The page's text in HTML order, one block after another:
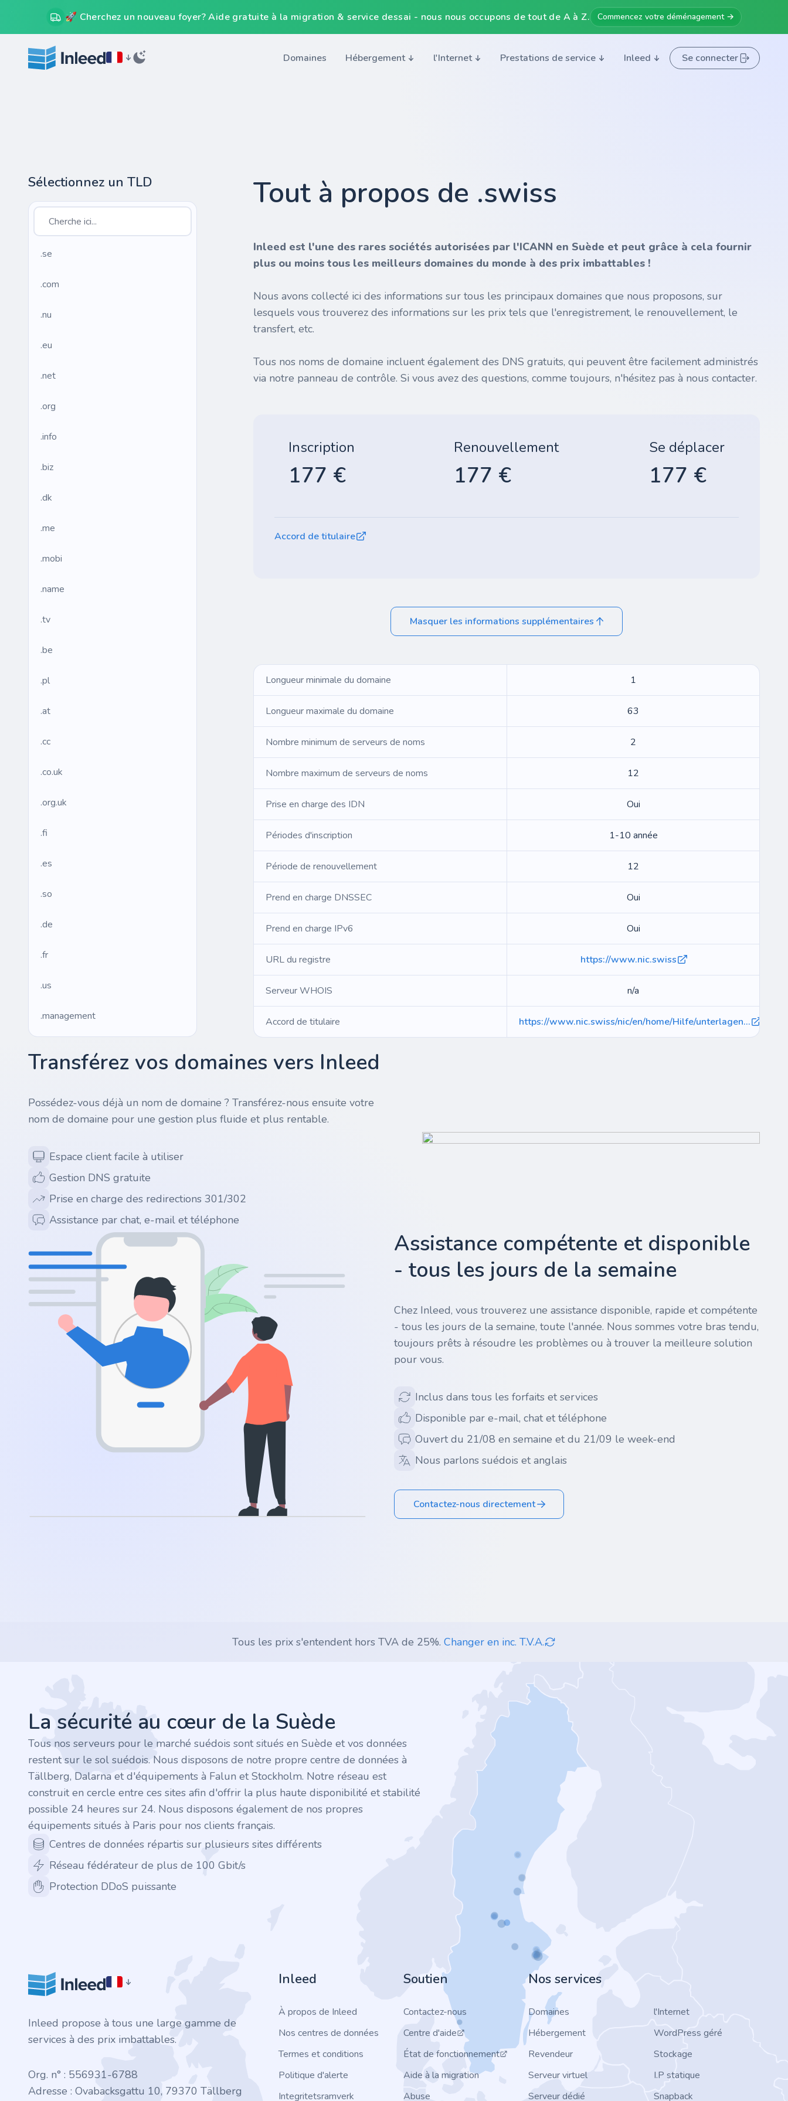
🚀 Cherchez un nouveau foyer? Aide gratuite à la migration & service dessai - nous nous occupons de tout de A à Z. Commencez votre déménagement →
Domaines Hébergement l'Internet Prestations de service Inleed Se connecter
Sélectionnez un TLD
.se
.com
.nu
.eu
.net
.org
.info
.biz
.dk
.me
.mobi
.name
.tv
.be
.pl
.at
.cc
.co.uk
.org.uk
.fi
.es
.so
.de
.fr
.us
.management
.space
.ru
.vc
.gr
.network
.email
.bz
.uk
.design
.finance
.tennis
.cn
.re
.it
Tout à propos de .swiss
Inleed est l'une des rares sociétés autorisées par l'ICANN en Suède et peut grâce à cela fournir
plus ou moins tous les meilleurs domaines du monde à des prix imbattables !
Nous avons collecté ici des informations sur tous les principaux domaines que nous proposons, sur
lesquels vous trouverez des informations sur les prix tels que l'enregistrement, le renouvellement, le
transfert, etc.
Tous nos noms de domaine incluent également des DNS gratuits, qui peuvent être facilement administrés
via notre panneau de contrôle. Si vous avez des questions, comme toujours, n'hésitez pas à nous contacter.
Inscription
177 €
Renouvellement
177 €
Se déplacer
177 €
Accord de titulaire
Masquer les informations supplémentaires
Longueur minimale du domaine 1
Longueur maximale du domaine 63
Nombre minimum de serveurs de noms 2
Nombre maximum de serveurs de noms 12
Prise en charge des IDN Oui
Périodes d'inscription 1-10 année
Période de renouvellement 12
Prend en charge DNSSEC Oui
Prend en charge IPv6 Oui
URL du registre https://www.nic.swiss
Serveur WHOIS n/a
Accord de titulaire https://www.nic.swiss/nic/en/home/Hilfe/unterlagen...
Transférez vos domaines vers Inleed
Possédez-vous déjà un nom de domaine ? Transférez-nous ensuite votre
nom de domaine pour une gestion plus fluide et plus rentable.
Espace client facile à utiliser
Gestion DNS gratuite
Prise en charge des redirections 301/302
Assistance par chat, e-mail et téléphone
Assistance compétente et disponible
- tous les jours de la semaine
Chez Inleed, vous trouverez une assistance disponible, rapide et compétente
- tous les jours de la semaine, toute l'année. Nous sommes votre bras tendu,
toujours prêts à résoudre les problèmes ou à trouver la meilleure solution
pour vous.
Inclus dans tous les forfaits et services
Disponible par e-mail, chat et téléphone
Ouvert du 21/08 en semaine et du 21/09 le week-end
Nous parlons suédois et anglais
Contactez-nous directement
Tous les prix s'entendent hors TVA de 25%. Changer en inc. T.V.A.
La sécurité au cœur de la Suède
Tous nos serveurs pour le marché suédois sont situés en Suède et vos données
restent sur le sol suédois. Nous disposons de notre propre centre de données à
Tällberg, Dalarna et d'équipements à Falun et Stockholm. Notre réseau est
construit en cercle entre ces sites afin d'offrir la plus haute disponibilité et stabilité
possible 24 heures sur 24. Nous disposons également de nos propres
équipements situés à Paris pour nos clients français.
Centres de données répartis sur plusieurs sites différents
Réseau fédérateur de plus de 100 Gbit/s
Protection DDoS puissante
Inleed propose à tous une large gamme de
services à des prix imbattables.
Org. n° : 556931-6788
Adresse : Ovabacksgattu 10, 79370 Tällberg
Inleed
À propos de Inleed
Nos centres de données
Termes et conditions
Politique d'alerte
Integritetsramverk
Soutien
Contactez-nous
Centre d'aide
État de fonctionnement
Aide à la migration
Abuse
Nos services
Domaines
Hébergement
Revendeur
Serveur virtuel
Serveur dédié
l'Internet
WordPress géré
Stockage
I.P statique
Snapback